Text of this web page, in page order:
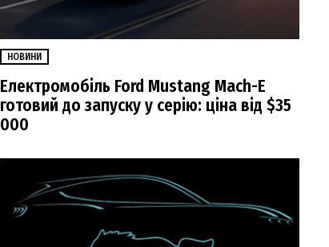
НОВИНИ
Електромобіль Ford Mustang Mach-E
готовий до запуску у серію: ціна від $35
000